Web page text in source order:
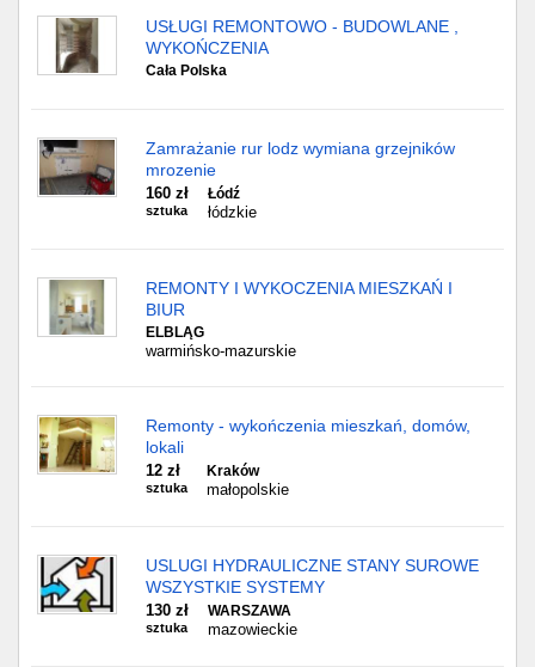
USŁUGI REMONTOWO - BUDOWLANE ,
WYKOŃCZENIA
Cała Polska
Zamrażanie rur lodz wymiana grzejników
mrozenie
160 zł
sztuka
Łódź
łódzkie
REMONTY I WYKOCZENIA MIESZKAŃ I
BIUR
ELBLĄG
warmińsko-mazurskie
Remonty - wykończenia mieszkań, domów,
lokali
12 zł
sztuka
Kraków
małopolskie
USLUGI HYDRAULICZNE STANY SUROWE
WSZYSTKIE SYSTEMY
130 zł
sztuka
WARSZAWA
mazowieckie